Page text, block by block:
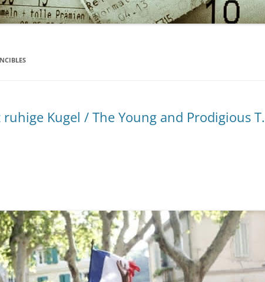
Kugel / The Young and Prodigious T.